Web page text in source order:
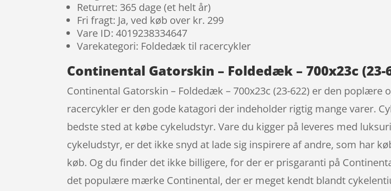
Returret: 365 dage (et helt år)
Fri fragt: Ja, ved køb over kr. 299
Vare ID: 4019238334647
Varekategori: Foldedæk til racercykler
Continental Gatorskin – Foldedæk – 700x23c
Continental Gatorskin – Foldedæk – 700x23c (23-622) er den
racercykler er den gode katagori der indeholder rigtig mange varer.
bedste sted at købe cykeludstyr. Vare du kigger på leveres med
cykeludstyr, er det ikke snyd at lade sig inspirere af andre, som har
køb. Og du finder det ikke billigere, for der er prisgaranti på
det populære mærke Continental, der er meget kendt blandt